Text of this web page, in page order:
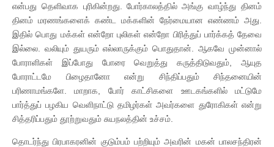
என்பது தெளிவாக புரிகின்றது. போர்காலத்தில் அங்கு வாழ்ந்து தினம்
தினம் மரணங்களைக் கண்ட மக்களின் நேர்மையான எண்ணம் அது.
இதில் பொது மக்கள் என்றோ புலிகள் என்றோ பிரித்துப் பார்க்கத் தேவை
இல்லை. வலியும் துயரும் எல்லாருக்கும் பொதுதான். ஆகவே முன்னால்
போராளிகள் இப்போது போரை வெறுத்து கருத்திடுவதும், ஆயுத
போராட்டமே பிழைதானோ என்று சிந்திப்பதும் சிந்தனையின்
பரிணாமங்களே. மாறாக, போர் காட்சிகளை ஊடகங்களில் மட்டுமே
பார்த்துப் பழகிய வெளிநாட்டு தமிழர்கள் அவர்களை துரோகிகள் என்று
சித்தரிப்பதும் தூற்றுவதும் சுயநலத்தின் உச்சம்.
தொடர்ந்து பிரபாகரனின் குடும்பம் பற்றியும் அவரின் மகன் பாலசந்திரன்